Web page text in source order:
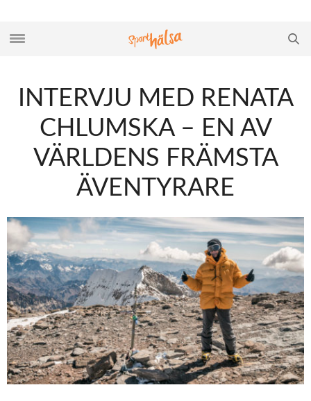
INTERVJU MED RENATA
CHLUMSKA – EN AV
VÄRLDENS FRÄMSTA
ÄVENTYRARE